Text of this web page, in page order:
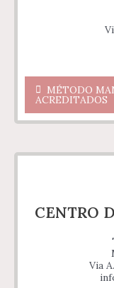
MÉTODO
ACREDITADOS
CENTRO
Via